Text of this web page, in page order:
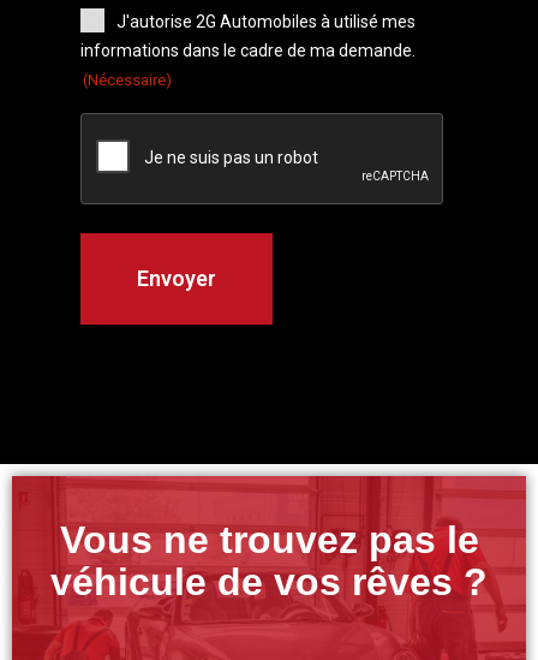
J'autorise 2G Automobiles à utilisé mes
informations dans le cadre de ma demande.
(Nécessaire)
Vous ne trouvez pas le
véhicule de vos rêves ?